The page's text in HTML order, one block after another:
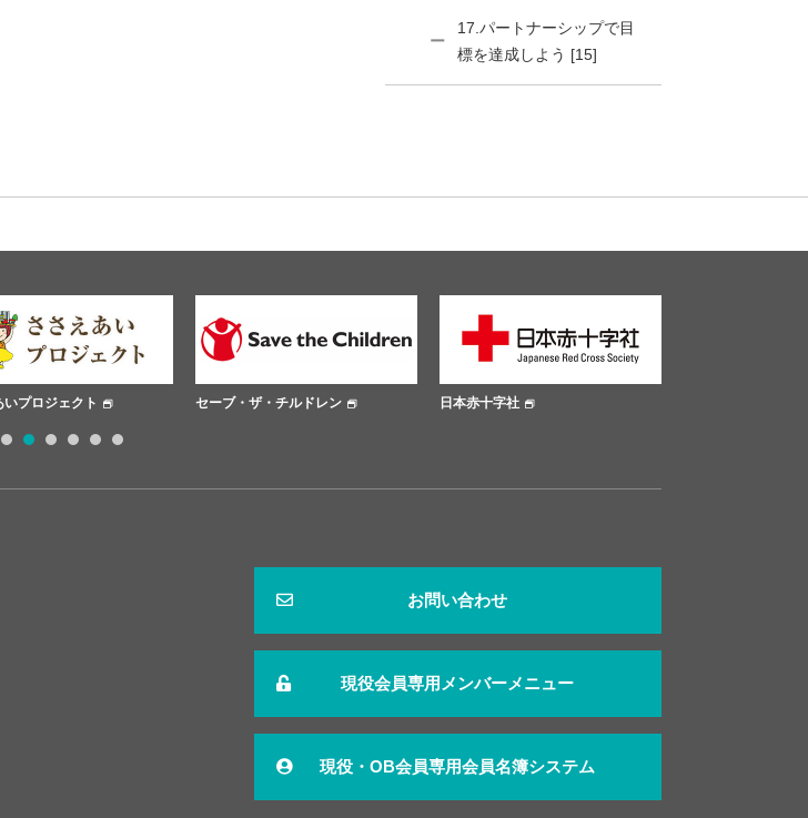
17.パートナーシップで目
標を達成しよう [15]
セーブ・ザ・チルドレン 日本赤十字社 大阪市公式サイト
お問い合わせ
現役会員専用メンバーメニュー
現役・OB会員専用会員名簿システム